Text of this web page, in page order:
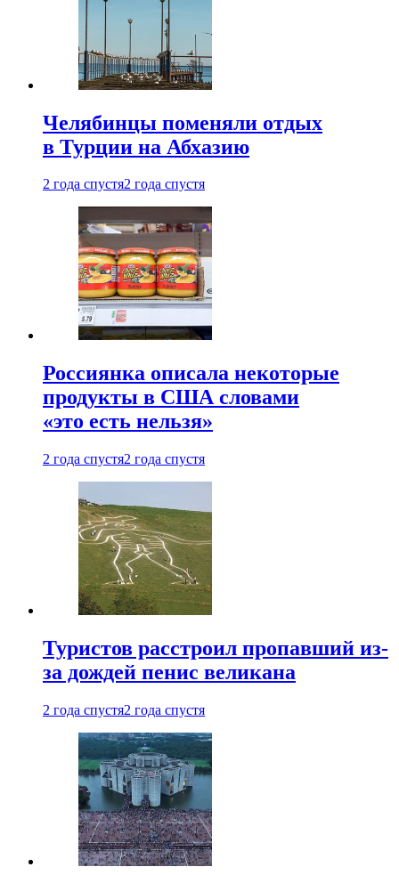
Челябинцы поменяли отдых
в Турции на Абхазию
2 года спустя2 года спустя
Россиянка описала некоторые
продукты в США словами
«это есть нельзя»
2 года спустя2 года спустя
Туристов расстроил пропавший из-
за дождей пенис великана
2 года спустя2 года спустя